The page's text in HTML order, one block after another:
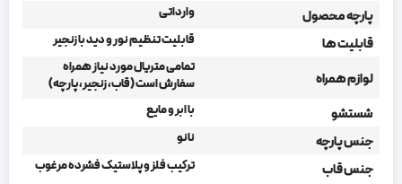
پارچه محصول وارداتی
قابلیت ها قابلیت تنظیم نور و دید با زنجیر
لوازم همراه
تمامی متریال مورد نیاز همراه
سفارش است (قاب، زنجیر، پارچه)
شستشو با ابر و مایع
جنس پارچه نانو
جنس قاب ترکیب فلز و پلاستیک فشرده مرغوب